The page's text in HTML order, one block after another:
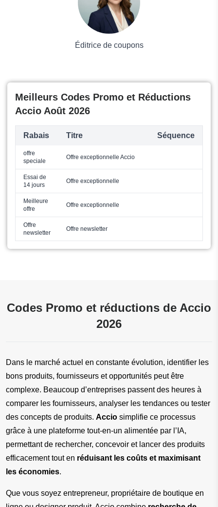
Éditrice de coupons
Meilleurs Codes Promo et Réductions
Accio Août 2026
Rabais Titre Séquence
offre
speciale
Offre exceptionnelle Accio
Essai de
14 jours
Offre exceptionnelle
Meilleure
offre
Offre exceptionnelle
Offre
newsletter
Offre newsletter
Codes Promo et réductions de Accio
2026
Dans le marché actuel en constante évolution, identifier les
bons produits, fournisseurs et opportunités peut être
complexe. Beaucoup d’entreprises passent des heures à
comparer les fournisseurs, analyser les tendances ou tester
des concepts de produits. Accio simplifie ce processus
grâce à une plateforme tout-en-un alimentée par l’IA,
permettant de rechercher, concevoir et lancer des produits
efficacement tout en réduisant les coûts et maximisant
les économies.
Que vous soyez entrepreneur, propriétaire de boutique en